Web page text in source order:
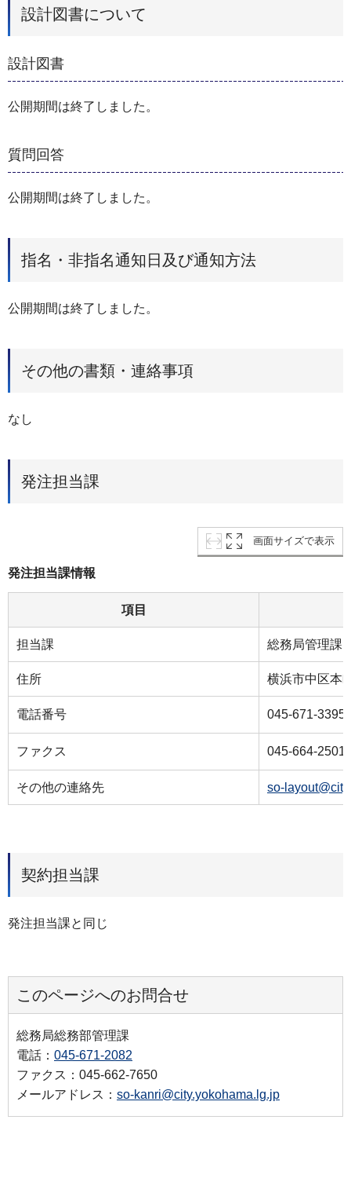
設計図書について
設計図書
公開期間は終了しました。
質問回答
公開期間は終了しました。
指名・非指名通知日及び通知方法
公開期間は終了しました。
その他の書類・連絡事項
なし
発注担当課
画面サイズで表示
発注担当課情報
項目
担当課 総務局管理課
住所 横浜市中区本
電話番号 045-671-3395
ファクス 045-664-2501
その他の連絡先 so-
契約担当課
発注担当課と同じ
このページへのお問合せ
総務局総務部管理課
電話： 045-671-2082
ファクス：045-662-7650
メールアドレス： so-kanri@city.yokohama.lg.jp